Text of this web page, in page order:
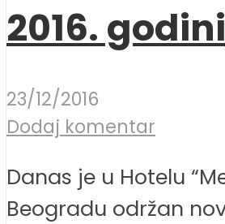
2016. godini
23/12/2016
Dodaj komentar
Danas je u Hotelu
Beogradu održan